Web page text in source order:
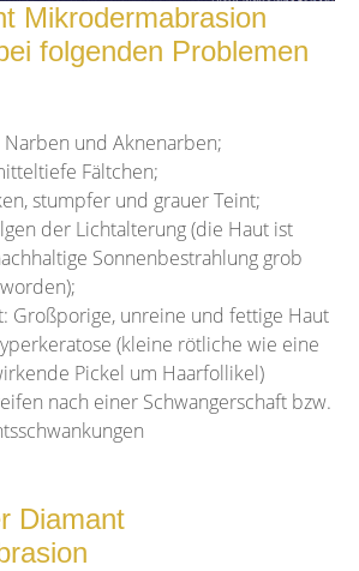
Mikrodermabrasion
folgenden Problemen
Narben und Aknenarben;
Fältchen;
stumpfer und grauer Teint;
der Lichtalterung (die Haut ist
Sonnenbestrahlung grob
Großporige, unreine und fettige Haut
(kleine rötliche wie eine
Pickel um Haarfollikel)
nach einer Schwangerschaft bzw.
Diamant